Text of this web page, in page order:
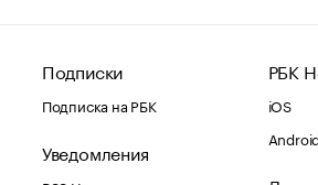
Подписки
Подписка на РБК
Уведомления
РБК
iOS